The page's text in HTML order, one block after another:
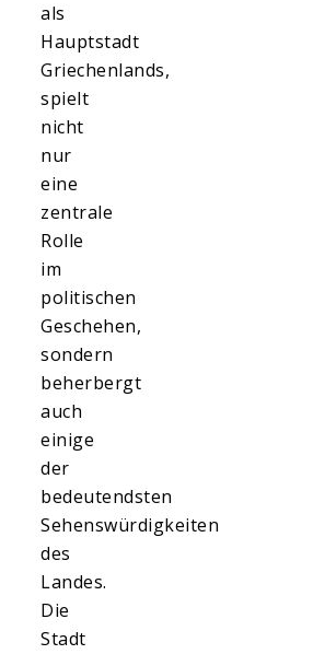
als
Hauptstadt
Griechenlands,
spielt
nicht
nur
eine
zentrale
Rolle
im
politischen
Geschehen,
sondern
beherbergt
auch
einige
der
bedeutendsten
Sehenswürdigkeiten
des
Landes.
Die
Stadt